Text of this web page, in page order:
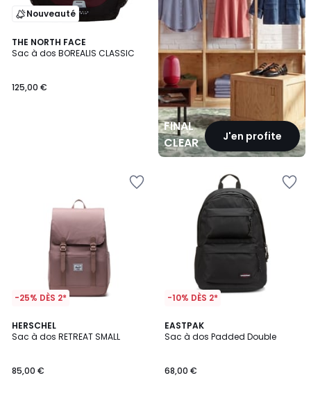
Nouveauté
THE NORTH FACE
Sac à dos BOREALIS CLASSIC
125,00 €
FINAL
CLEARANCEJ'en profite
-25% DÈS 2*
HERSCHEL
Sac à dos RETREAT SMALL
85,00 €
4,5
/ 5
3
Couleurs
-10% DÈS 2*
EASTPAK
Sac à dos Padded Double
68,00 €
4,8
/ 5
2
Couleurs